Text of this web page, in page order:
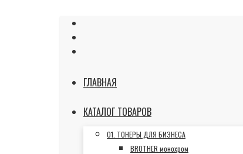
ГЛАВНАЯ
КАТАЛОГ ТОВАРОВ
01. ТОНЕРЫ ДЛЯ БИЗНЕСА
BROTHER монохром